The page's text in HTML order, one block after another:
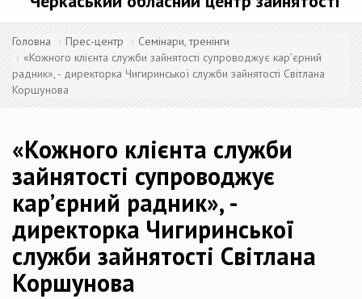
Головна Прес-центр
Семінари, тренінги
«Кожного клієнта служби зайнятості супроводжує кар’єрний
радник», - директорка Чигиринської служби зайнятості Світлана
Коршунова
«Кожного клієнта служби
зайнятості супроводжує
кар’єрний радник», -
директорка Чигиринської
служби зайнятості Світлана
Коршунова